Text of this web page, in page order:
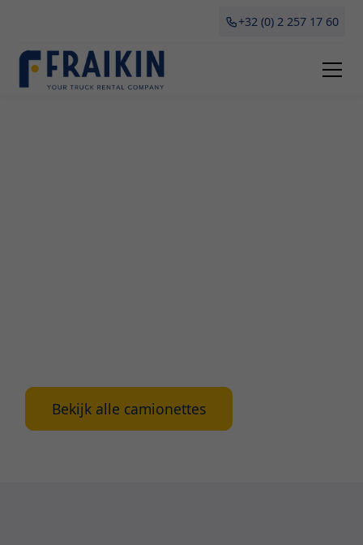
+32 (0) 2 257 17 60
Bekijk alle camionettes